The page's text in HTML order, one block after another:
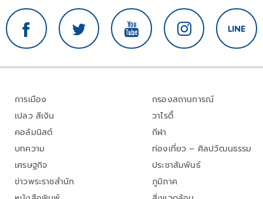
การเมือง
เปลว สีเงิน
คอลัมนิสต์
บทความ
เศรษฐกิจ
ข่าวพระราชสำนัก
กรองสถานการณ์
วาไรตี้
กีฬา
ท่องเที่ยว – ศิลปวัฒนธรรม
ประชาสัมพันธ์
ภูมิภาค